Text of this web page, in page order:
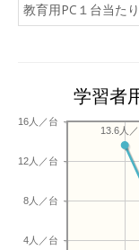
教育用PC１台当た
学習者
4人／台
8人／台
12人／台
16人／台
13.6人